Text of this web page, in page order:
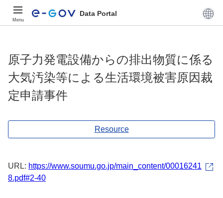
Menu
Data Portal
原子力発電設備からの排出物質に係る
大気汚染等による生活環境被害原因裁
定申請事件
Resource
URL: https://www.soumu.go.jp/main_content/00016241
8.pdf#2-40